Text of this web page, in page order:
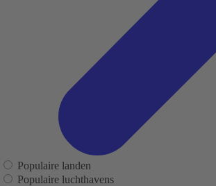
Populaire landen
Populaire luchthavens